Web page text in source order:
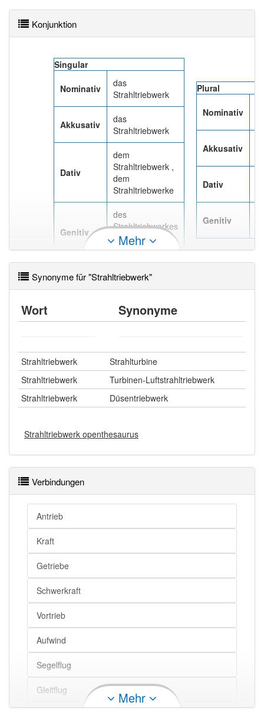
Das Wort wird häufig verwendet im Bereich
82% unserer Spielapp-Nutzer haben den Artikel
korrekt erraten.
Segelflug möglich.
Konjunktion
Singular
Nominativ
das
Strahltriebwerk
Akkusativ
das
Strahltriebwerk
Dativ
dem
Strahltriebwerk ,
dem
Strahltriebwerke
Genitiv
des
Strahltriebwerkes
, des
Strahltriebwerks
Plural
Nominativ
Akkusativ
Dativ
Genitiv
Mehr
Synonyme für "Strahltriebwerk"
Wort Synonyme
Strahltriebwerk
Strahlturbine
Strahltriebwerk
Turbinen-Luftstrahltriebwerk
Strahltriebwerk
Düsentriebwerk
Strahltriebwerk openthesaurus
Verbindungen
Antrieb
Kraft
Getriebe
Schwerkraft
Vortrieb
Aufwind
Segelflug
Gleitflug Mehr